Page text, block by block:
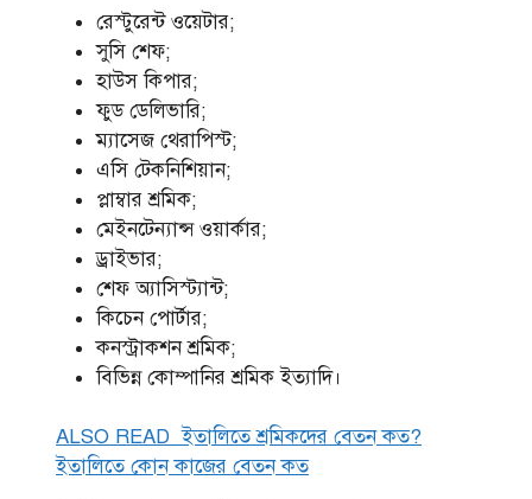
রেস্টুরেন্ট ওয়েটার;
সুসি শেফ;
হাউস কিপার;
ফুড ডেলিভারি;
ম্যাসেজ থেরাপিস্ট;
এসি টেকনিশিয়ান;
প্লাম্বার শ্রমিক;
মেইনটেন্যান্স ওয়ার্কার;
ড্রাইভার;
শেফ অ্যাসিস্ট্যান্ট;
কিচেন পোর্টার;
কনস্ট্রাকশন শ্রমিক;
বিভিন্ন কোম্পানির শ্রমিক ইত্যাদি।
ALSO READ ইতালিতে শ্রমিকদের বেতন কত?
ইতালিতে কোন কাজের বেতন কত